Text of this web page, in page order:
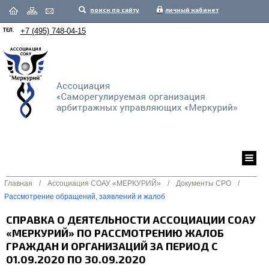
поиск по сайту личный кабинет
ТЕЛ. +7 (495) 748-04-15
Главная / Ассоциация СОАУ «МЕРКУРИЙ» / Документы СРО
/
Рассмотрение обращений, заявлений и жалоб
СПРАВКА О ДЕЯТЕЛЬНОСТИ АССОЦИАЦИИ СОАУ
«МЕРКУРИЙ» ПО РАССМОТРЕНИЮ ЖАЛОБ
ГРАЖДАН И ОРГАНИЗАЦИЙ ЗА ПЕРИОД С
01.09.2020 ПО 30.09.2020